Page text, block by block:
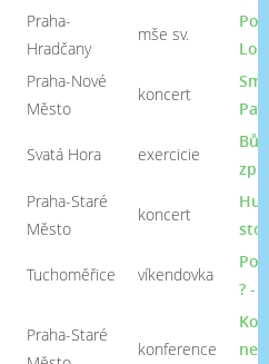
Praha-
Hradčany
mše sv.
Praha-Nové
Město
koncert
Svatá Hora exercicie
Praha-Staré
Město
koncert
Tuchoměřice víkendovka
? -
Praha-Staré
konference